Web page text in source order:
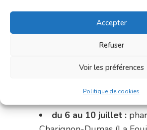
Accepter
Refuser
Voir les préférences
Politique de cookies
Pharmacies
garde :
du 6 au 10 juillet :